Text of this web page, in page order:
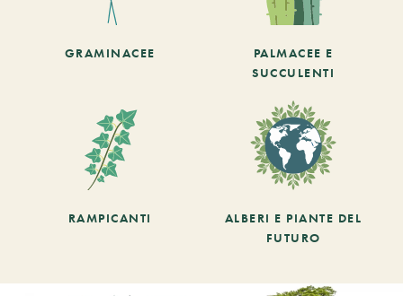
GRAMINACEE
PALMACEE E
SUCCULENTI
RAMPICANTI
ALBERI E PIANTE DEL
FUTURO